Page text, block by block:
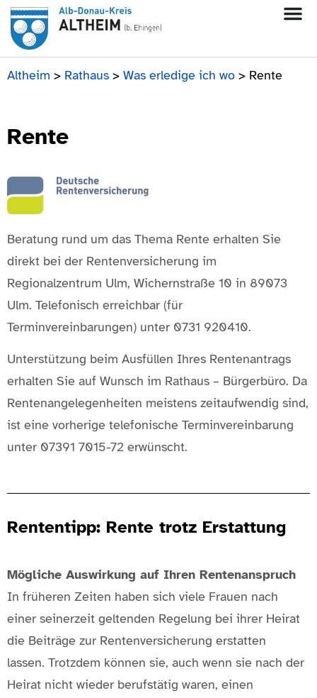
Altheim > Rathaus > Was erledige ich wo > Rente
Rente
Beratung rund um das Thema Rente erhalten Sie
direkt bei der Rentenversicherung im
Regionalzentrum Ulm, Wichernstraße 10 in 89073
Ulm. Telefonisch erreichbar (für
Terminvereinbarungen) unter 0731 920410.
Unterstützung beim Ausfüllen Ihres Rentenantrags
erhalten Sie auf Wunsch im Rathaus – Bürgerbüro. Da
Rentenangelegenheiten meistens zeitaufwendig sind,
ist eine vorherige telefonische Terminvereinbarung
unter 07391 7015-72 erwünscht.
Rententipp: Rente trotz Erstattung
Mögliche Auswirkung auf Ihren Rentenanspruch
In früheren Zeiten haben sich viele Frauen nach
einer seinerzeit geltenden Regelung bei ihrer Heirat
die Beiträge zur Rentenversicherung erstatten
lassen. Trotzdem können sie, auch wenn sie nach der
Heirat nicht wieder berufstätig waren, einen